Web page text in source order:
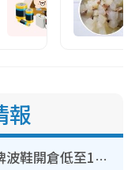
報
開倉優惠 | 尖沙咀海港城名牌波鞋開倉低至1折！On鞋$899起／Joy&Peace鞋履$98起